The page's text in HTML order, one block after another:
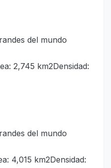
2,745 km2Densidad:
4,015 km2Densidad: